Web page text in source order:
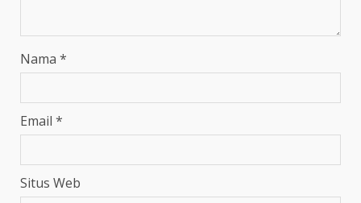
Nama *
Email *
Situs Web